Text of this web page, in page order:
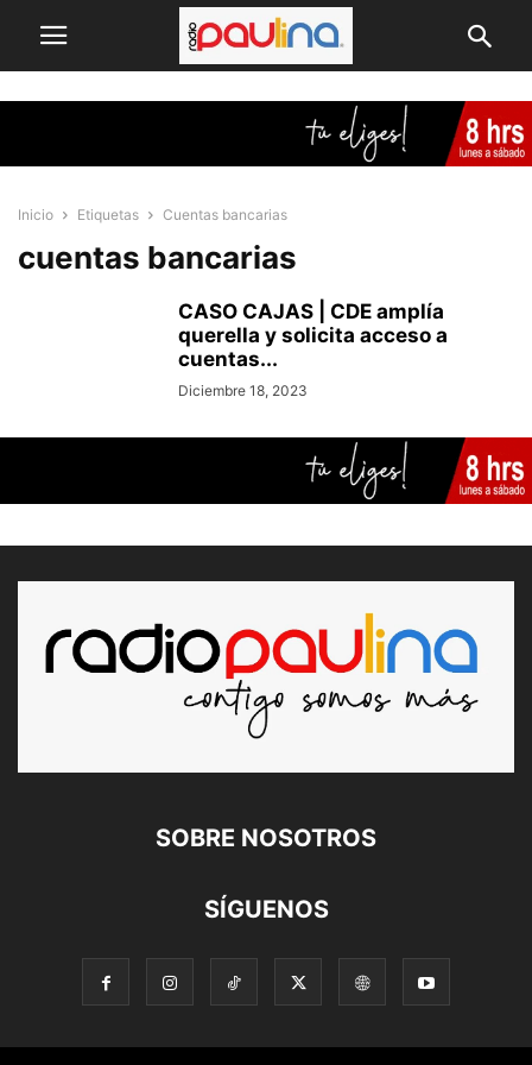
Inicio Etiquetas Cuentas bancarias
cuentas bancarias
CASO CAJAS | CDE amplía
querella y solicita acceso a
cuentas...
Diciembre 18, 2023
SOBRE NOSOTROS
SÍGUENOS